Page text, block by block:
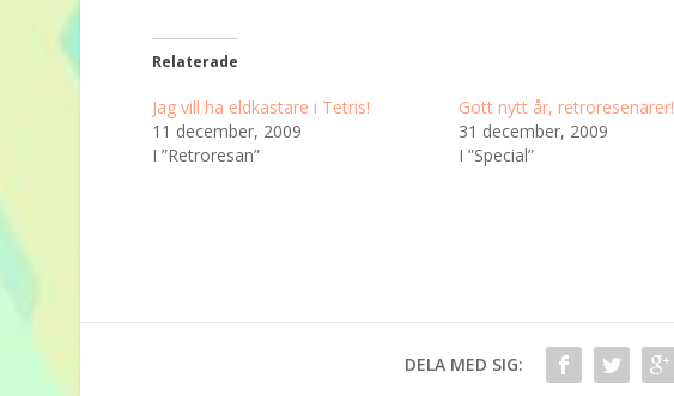
Relaterade
Jag vill ha eldkastare i Tetris!
11 december, 2009
I ”Retroresan”
Gott nytt år, retroresenärer!
31 december, 2009
I ”Special”
DELA MED SIG: